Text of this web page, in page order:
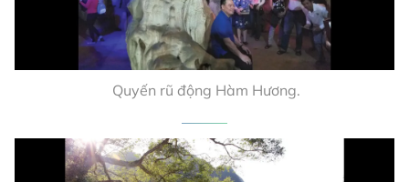
Quyến rũ động Hàm Hương.